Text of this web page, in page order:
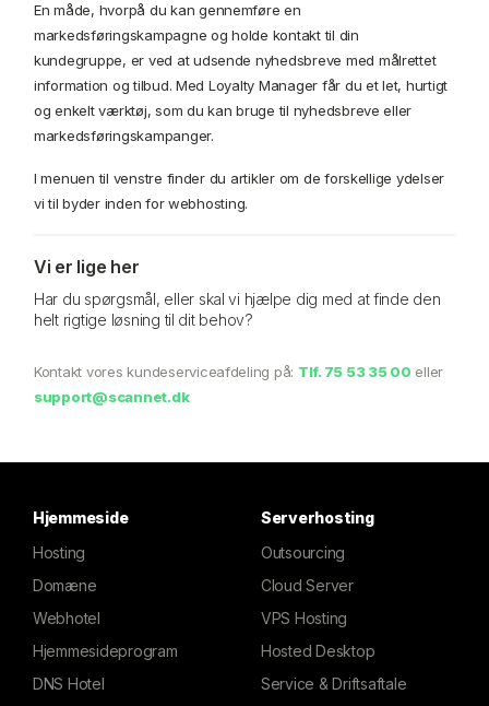
En måde, hvorpå du kan gennemføre en
markedsføringskampagne og holde kontakt til din
kundegruppe, er ved at udsende nyhedsbreve med målrettet
information og tilbud. Med Loyalty Manager får du et let, hurtigt
og enkelt værktøj, som du kan bruge til nyhedsbreve eller
markedsføringskampanger.
I menuen til venstre finder du artikler om de forskellige ydelser
vi til byder inden for webhosting.
Vi er lige her
Har du spørgsmål, eller skal vi hjælpe dig med at finde den
helt rigtige løsning til dit behov?
Kontakt vores kundeserviceafdeling på: Tlf. 75 53 35 00 eller
support@scannet.dk
Hjemmeside
Hosting
Domæne
Webhotel
Hjemmesideprogram
DNS Hotel
Serverhosting
Outsourcing
Cloud Server
VPS Hosting
Hosted Desktop
Service & Driftsaftale